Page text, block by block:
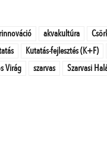
akvakultúra
Kutatás-fejlesztés (K+F)
Virág szarvas Szarvasi